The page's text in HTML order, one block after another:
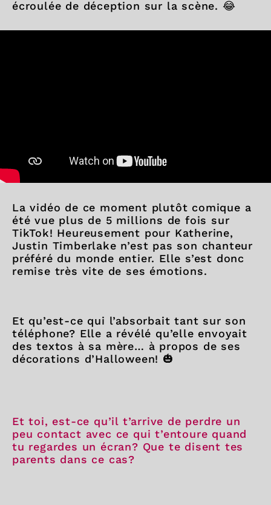
écroulée de déception sur la scène. 😂
La vidéo de ce moment plutôt comique a
été vue plus de 5 millions de fois sur
TikTok! Heureusement pour Katherine,
Justin Timberlake n’est pas son chanteur
préféré du monde entier. Elle s’est donc
remise très vite de ses émotions.
Et qu’est-ce qui l’absorbait tant sur son
téléphone? Elle a révélé qu’elle envoyait
des textos à sa mère… à propos de ses
décorations d’Halloween! 🎃
Et toi, est-ce qu’il t’arrive de perdre un
peu contact avec ce qui t’entoure quand
tu regardes un écran? Que te disent tes
parents dans ce cas?